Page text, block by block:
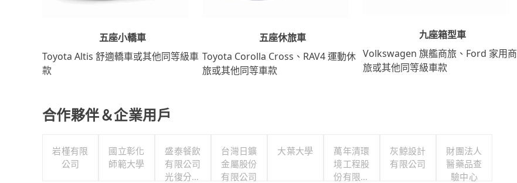
五座小轎車
Toyota Altis 舒適轎車或其他同等級車
款
五座休旅車
Toyota Corolla Cross、RAV4 運動休
旅或其他同等車款
九座箱型車
Volkswagen 旗艦商旅、Ford 家用商
旅或其他同等級車款
合作夥伴＆企業用戶
岩槿有限
公司
國立彰化
師範大學
盛泰餐飲
有限公司
光復分公
台灣日鑛
金屬股份
有限公司
大葉大學
萬年清環
境工程股
份有限公
灰鯨設計
有限公司
財團法人
醫藥品查
驗中心